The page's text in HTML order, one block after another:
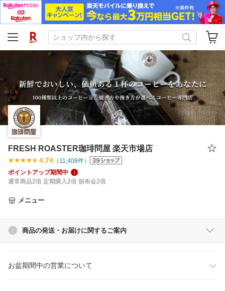
FRESH ROASTER珈琲問屋 楽天市場店
4.74 （ 11,408件）
ポイントアップ期間中
通常商品2倍 定期購入2倍 頒布会2倍
メニュー
商品の発送・お届けに関するご案内
お盆期間中の営業について